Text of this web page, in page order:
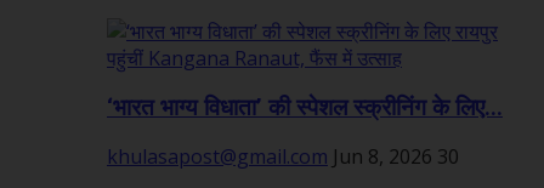
‘भारत भाग्य विधाता’ की स्पेशल स्क्रीनिंग के लिए...
khulasapost@gmail.com Jun 8, 2026 30